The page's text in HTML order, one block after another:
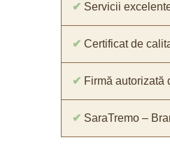
✔ Servicii
✔ Certificat de
✔ Firmă autorizată
✔ SaraTremo –